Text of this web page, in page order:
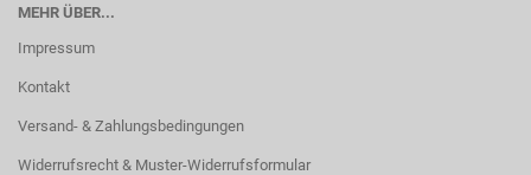
MEHR ÜBER...
Impressum
Kontakt
Versand- & Zahlungsbedingungen
Widerrufsrecht & Muster-Widerrufsformular